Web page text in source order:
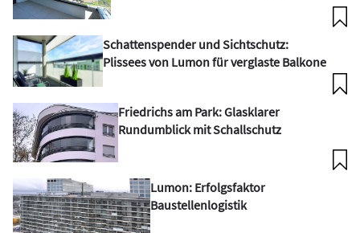
Schattenspender und Sichtschutz:
Plissees von Lumon für verglaste Balkone
Friedrichs am Park: Glasklarer
Rundumblick mit Schallschutz
Lumon: Erfolgsfaktor
Baustellenlogistik